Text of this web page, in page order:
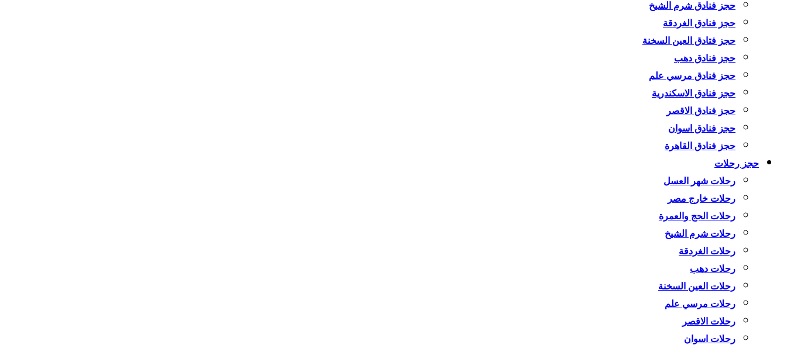
حجز فنادق شرم الشيخ
حجز فنادق الغردقة
حجز فتادق العين السخنة
حجز فنادق دهب
حجز فنادق مرسي علم
حجز فنادق الاسكندرية
حجز فنادق الاقصر
حجز فنادق اسوان
حجز فنادق القاهرة
حجز رحلات
رحلات شهر العسل
رحلات خارج مصر
رحلات الحج والعمرة
رحلات شرم الشيخ
رحلات الغردقة
رحلات دهب
رحلات العين السخنة
رحلات مرسي علم
رحلات الاقصر
رحلات اسوان